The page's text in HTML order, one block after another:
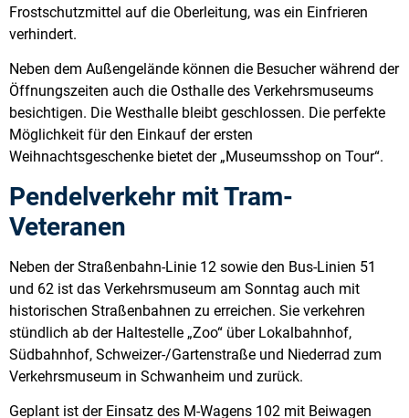
Frostschutzmittel auf die Oberleitung, was ein Einfrieren
verhindert.
Neben dem Außengelände können die Besucher während der
Öffnungszeiten auch die Osthalle des Verkehrsmuseums
besichtigen. Die Westhalle bleibt geschlossen. Die perfekte
Möglichkeit für den Einkauf der ersten
Weihnachtsgeschenke bietet der „Museumsshop on Tour“.
Pendelverkehr mit Tram-
Veteranen
Neben der Straßenbahn-Linie 12 sowie den Bus-Linien 51
und 62 ist das Verkehrsmuseum am Sonntag auch mit
historischen Straßenbahnen zu erreichen. Sie verkehren
stündlich ab der Haltestelle „Zoo“ über Lokalbahnhof,
Südbahnhof, Schweizer-/Gartenstraße und Niederrad zum
Verkehrsmuseum in Schwanheim und zurück.
Geplant ist der Einsatz des M-Wagens 102 mit Beiwagen